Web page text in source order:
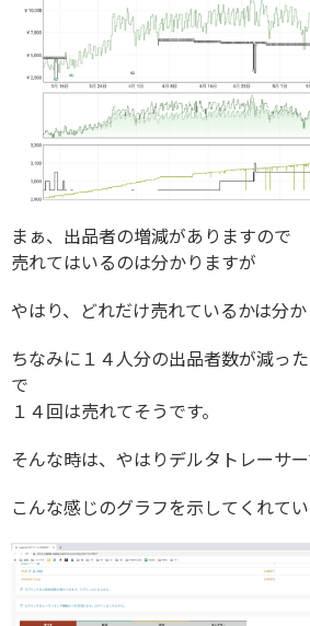
まぁ、出品者の増減がありますので
売れてはいるのは分かりますが
やはり、どれだけ売れているかは分か
ちなみに１４人分の出品者数が減っ
で
１４回は売れてそうです。
そんな時は、やはりデルタトレーサー
こんな感じのグラフを示してくれてい